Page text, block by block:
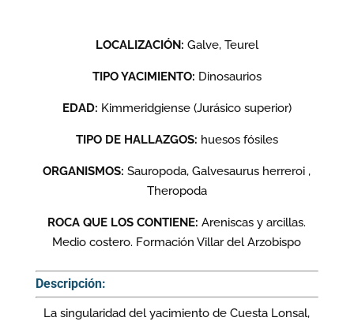
Yacimientos / Cuesta Lonsal, Galve, Teruel
LOCALIZACIÓN: Galve, Teurel
TIPO YACIMIENTO: Dinosaurios
EDAD: Kimmeridgiense (Jurásico superior)
TIPO DE HALLAZGOS: huesos fósiles
ORGANISMOS:Sauropoda, Galvesaurus herreroi ,
Theropoda
ROCA QUE LOS CONTIENE:Areniscas y arcillas.
Medio costero. Formación Villar del Arzobispo
Descripción:
La singularidad del yacimiento de Cuesta Lonsal,